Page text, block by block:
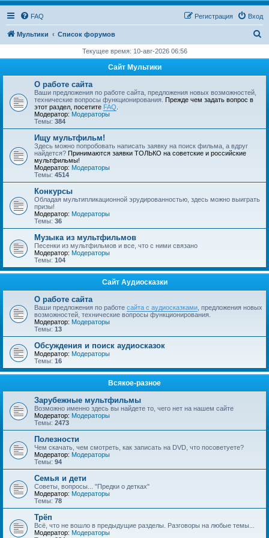
FAQ Вход
Регистрация
Мультики Список форумов
с
Текущее время: 10-авг-2026 06:56
Сайт Мультики
О работе сайта
Ваши предложения по работе сайта, предложения новых возможностей,
технические вопросы функционирования. Прежде чем задать вопрос в
этот раздел, посетите FAQ
Модератор: Модераторы
Темы: 384
Ищу мультфильм!
Здесь можно попробовать написать заявку на поиск фильма, а вдруг
найдется? Принимаются заявки ТОЛЬКО на советские и российские
мультфильмы!
Модератор: Модераторы
Темы: 4514
Конкурсы
Обладая мультипликационной эрудированностью, здесь можно выиграть
призы!
Модератор: Модераторы
Темы: 36
Музыка из мультфильмов
Песенки из мультфильмов и все, что с ними связано
Модератор: Модераторы
Темы: 104
Сайт Аудиосказки
О работе сайта
Ваши предложения по работе сайта с аудиосказками , предложения новых
возможностей, технические вопросы функционирования.
Модератор: Модераторы
Темы: 13
Обсуждения и поиск аудиосказок
Модератор: Модераторы
Темы: 16
Всякое-разное
Зарубежные мультфильмы
Возможно именно здесь вы найдете то, чего нет на нашем сайте
Модератор: Модераторы
Темы: 2473
Полезности
Чем скачать, чем смотреть, как записать на DVD, что посоветуете?
Модератор: Модераторы
Темы: 94
Семья и дети
Советы, вопросы... "Предки о детках"
Модератор: Модераторы
Темы: 78
Трёп
Всё, что не вошло в предыдущие разделы. Разговоры на любые темы...
Модератор: Модераторы